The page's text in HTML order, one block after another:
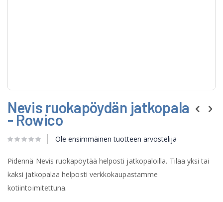
to
the
beginning
the
gallery
Nevis ruokapöydän jatkopala
- Rowico
Ole ensimmäinen tuotteen arvostelija
Pidennä Nevis ruokapöytää helposti jatkopaloilla. Tilaa yksi tai
kaksi jatkopalaa helposti verkkokaupastamme
kotiintoimitettuna.